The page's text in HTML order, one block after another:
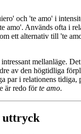
och 'te amo' i
amo'. Används ofta i
ett alternativ till 'te
mellanläge.
av den högtidliga
par i relationens tidiga,
är redo förte amo.
uttryck